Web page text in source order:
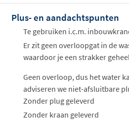
Offertes
ophalen...
Plus- en aandachtspunten
Te gebruiken i.c.m.
Er zit geen overloopgat in de
waardoor je een strakker
Geen overloop, dus het water
adviseren we niet-afsluitbare
Zonder plug geleverd
Zonder kraan geleverd